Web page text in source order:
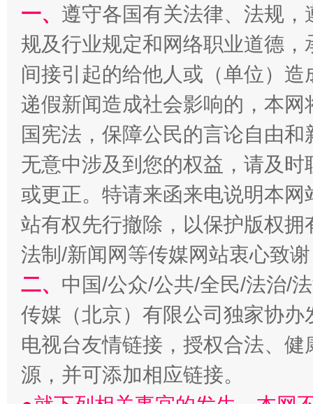
揭开“小金库”的免责幌子
受贿1.44亿！段成刚被判无期 从幼
全民健身五年计划来了！等你上场
一、 遵守各国有关法律、法规
规及行业规定和网络职业道德
间接引起的给他人或（单位）
递假新闻造成社会影响的，本
国宪法，保障公民的言论自由
无意中涉及到您的权益，请及
或更正。特请来函来电说明本
站有权先行撤除，以保护版权
法制/新闻网等传媒网站衷心致
二、 中国/公众/公共/全民/法治/
传媒（北京）有限公司独家协
电视台友情链接，授权合法、
源，并可添加相应链接。